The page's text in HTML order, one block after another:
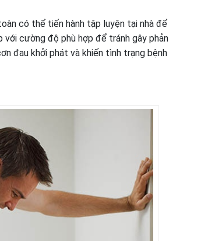
có thể tiến hành tập luyện tại nhà để
với cường độ phù hợp để tránh gây phản
đau khởi phát và khiến tình trạng bệnh